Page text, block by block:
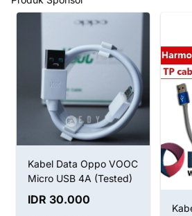
Kabel Data Oppo VOOC
Micro USB 4A (Tested)
IDR 30.000